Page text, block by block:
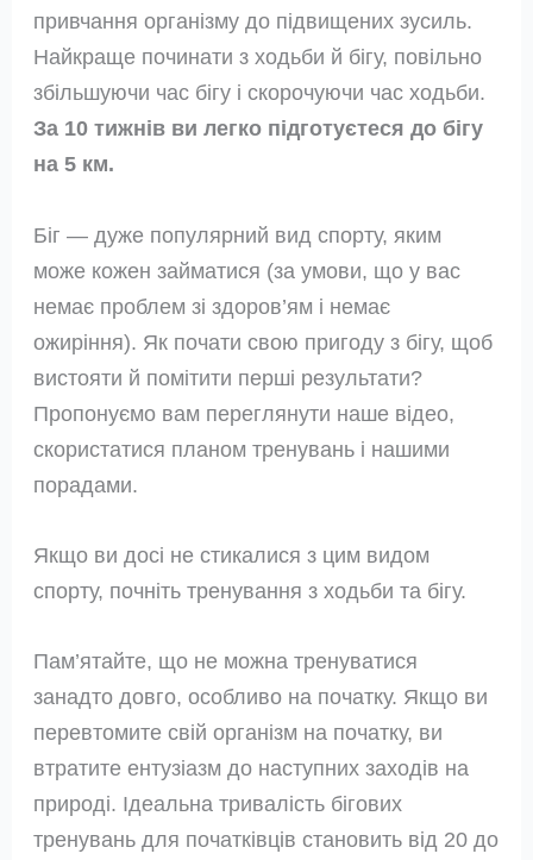
привчання організму до підвищених зусиль.
Найкраще починати з ходьби й бігу, повільно
збільшуючи час бігу і скорочуючи час ходьби.
За 10 тижнів ви легко підготуєтеся до бігу
на 5 км.
Біг — дуже популярний вид спорту, яким
може кожен займатися (за умови, що у вас
немає проблем зі здоров’ям і немає
ожиріння). Як почати свою пригоду з бігу, щоб
вистояти й помітити перші результати?
Пропонуємо вам переглянути наше відео,
скористатися планом тренувань і нашими
порадами.
Якщо ви досі не стикалися з цим видом
спорту, почніть тренування з ходьби та бігу.
Пам’ятайте, що не можна тренуватися
занадто довго, особливо на початку. Якщо ви
перевтомите свій організм на початку, ви
втратите ентузіазм до наступних заходів на
природі. Ідеальна тривалість бігових
тренувань для початківців становить від 20 до